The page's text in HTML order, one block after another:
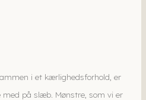
i et kærlighedsforhold, er
på slæb. Mønstre, som vi er